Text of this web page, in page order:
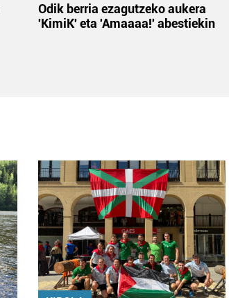
Odik berria ezagutzeko aukera
'KimiK' eta 'Amaaaa!' abestiekin